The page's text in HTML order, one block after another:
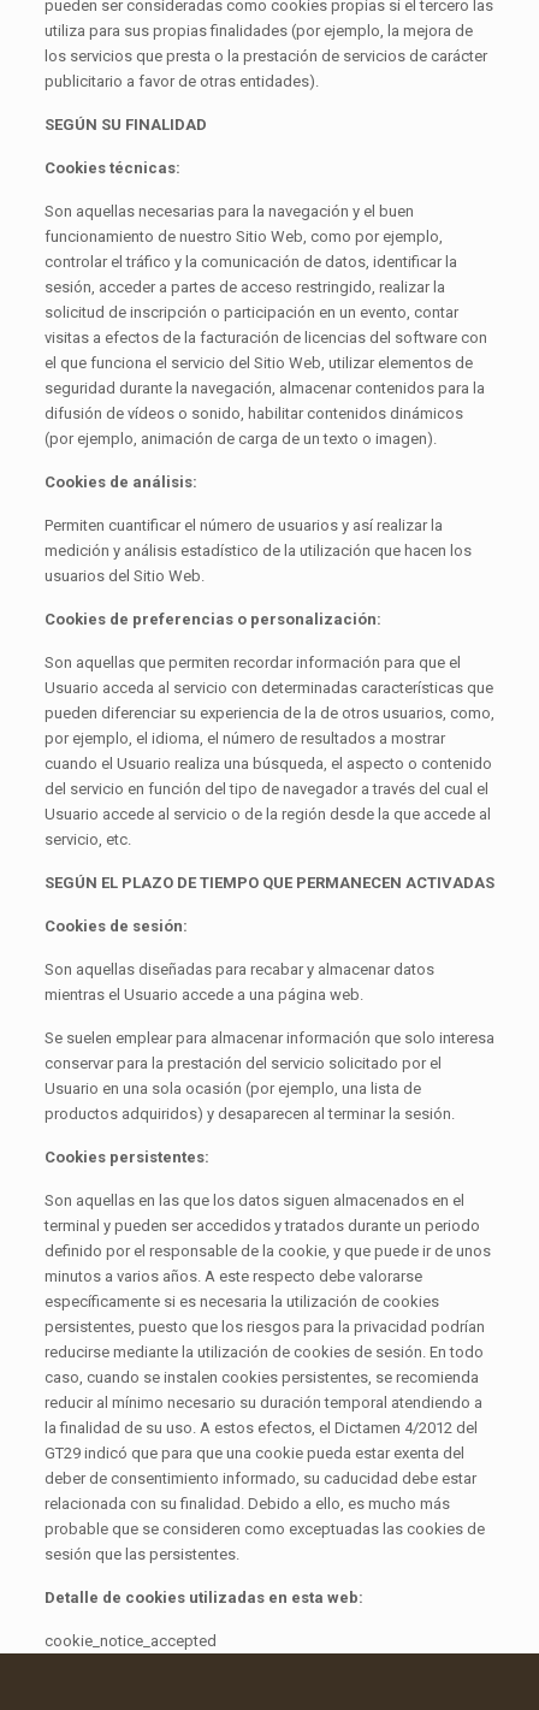
pueden ser consideradas como cookies propias si el tercero las
utiliza para sus propias finalidades (por ejemplo, la mejora de
los servicios que presta o la prestación de servicios de carácter
publicitario a favor de otras entidades).
SEGÚN SU FINALIDAD
Cookies técnicas:
Son aquellas necesarias para la navegación y el buen
funcionamiento de nuestro Sitio Web, como por ejemplo,
controlar el tráfico y la comunicación de datos, identificar la
sesión, acceder a partes de acceso restringido, realizar la
solicitud de inscripción o participación en un evento, contar
visitas a efectos de la facturación de licencias del software con
el que funciona el servicio del Sitio Web, utilizar elementos de
seguridad durante la navegación, almacenar contenidos para la
difusión de vídeos o sonido, habilitar contenidos dinámicos
(por ejemplo, animación de carga de un texto o imagen).
Cookies de análisis:
Permiten cuantificar el número de usuarios y así realizar la
medición y análisis estadístico de la utilización que hacen los
usuarios del Sitio Web.
Cookies de preferencias o personalización:
Son aquellas que permiten recordar información para que el
Usuario acceda al servicio con determinadas características que
pueden diferenciar su experiencia de la de otros usuarios, como,
por ejemplo, el idioma, el número de resultados a mostrar
cuando el Usuario realiza una búsqueda, el aspecto o contenido
del servicio en función del tipo de navegador a través del cual el
Usuario accede al servicio o de la región desde la que accede al
servicio, etc.
SEGÚN EL PLAZO DE TIEMPO QUE PERMANECEN ACTIVADAS
Cookies de sesión:
Son aquellas diseñadas para recabar y almacenar datos
mientras el Usuario accede a una página web.
Se suelen emplear para almacenar información que solo interesa
conservar para la prestación del servicio solicitado por el
Usuario en una sola ocasión (por ejemplo, una lista de
productos adquiridos) y desaparecen al terminar la sesión.
Cookies persistentes:
Son aquellas en las que los datos siguen almacenados en el
terminal y pueden ser accedidos y tratados durante un periodo
definido por el responsable de la cookie, y que puede ir de unos
minutos a varios años. A este respecto debe valorarse
específicamente si es necesaria la utilización de cookies
persistentes, puesto que los riesgos para la privacidad podrían
reducirse mediante la utilización de cookies de sesión. En todo
caso, cuando se instalen cookies persistentes, se recomienda
reducir al mínimo necesario su duración temporal atendiendo a
la finalidad de su uso. A estos efectos, el Dictamen 4/2012 del
GT29 indicó que para que una cookie pueda estar exenta del
deber de consentimiento informado, su caducidad debe estar
relacionada con su finalidad. Debido a ello, es mucho más
probable que se consideren como exceptuadas las cookies de
sesión que las persistentes.
Detalle de cookies utilizadas en esta web:
cookie_notice_accepted